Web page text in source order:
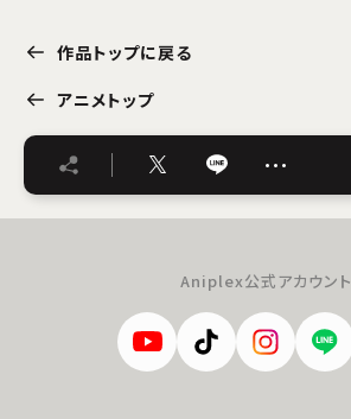
作品トップに戻る
アニメトップ
…
Aniplex公式アカウント